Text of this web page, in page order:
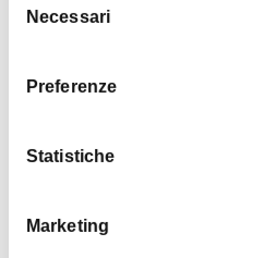
delNecessari
Preferenze
Statistiche
Marketing